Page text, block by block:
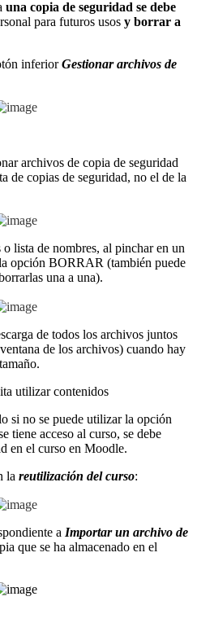
una copia de seguridad se debe
para futuros usos y borrar a
inferiorGestionar archivos de
archivos de copia de seguridad
de copias de seguridad, no el de la
lista de nombres, al pinchar en un
opción BORRAR (también puede
una a una).
de todos los archivos juntos
de los archivos) cuando hay
utilizar contenidos
si no se puede utilizar la opción
tiene acceso al curso, se debe
en el curso en Moodle.
la reutilización del curso:
a Importar un archivo de
que se ha almacenado en el